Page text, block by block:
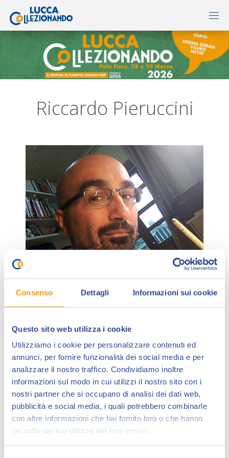
Consenso Dettagli Informazioni sui cookie
Questo sito web utilizza i cookie
Utilizziamo i cookie per personalizzare contenuti ed
annunci, per fornire funzionalità dei social media e per
analizzare il nostro traffico. Condividiamo inoltre
informazioni sul modo in cui utilizzi il nostro sito con i
nostri partner che si occupano di analisi dei dati web,
pubblicità e social media, i quali potrebbero combinarle
con altre informazioni che hai fornito loro o che hanno
raccolto dal tuo utilizzo dei loro servizi.
Riccardo Pieruccini
Riccardo Pieruccini, classe 1979, conosciuto con lo
pseudonimo Ruggine sui social, inizia la sua attività
con la vittoria nel 2001 nel prestigioso concorso
Pierlambicchi di Prato per fumettisti esordienti.In
seguito vincerà altri concorsi (Lanciano 2004) e otterrà
numerosi piazzamenti.
La sua carriera comprende l’attività di fumettista (